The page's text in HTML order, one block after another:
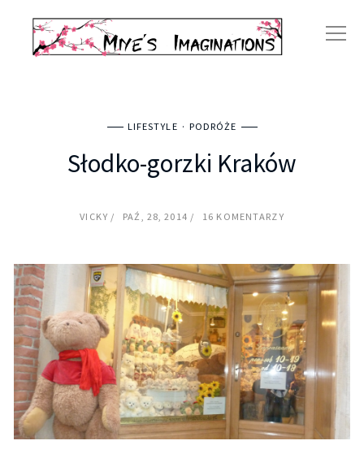
LIFESTYLE PODRÓŻE
Słodko-gorzki Kraków
VICKY PAŹ, 28, 2014 16 KOMENTARZY